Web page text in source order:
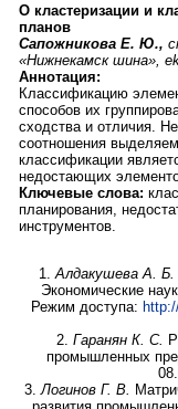
О кластеризации и
планов
Сапожникова Е. Ю.,
«Нижнекамск шина»,
Аннотация:
Классификацию
способов их
сходства и отличия.
соотношения
классификации
недостающих
Ключевые слова:
планирования,
инструментов.
1. Алдакушева А. Б.
Экономические
Режим доступа:
2. Гаранян К. С.
промышленных
3. Логинов Г. В.